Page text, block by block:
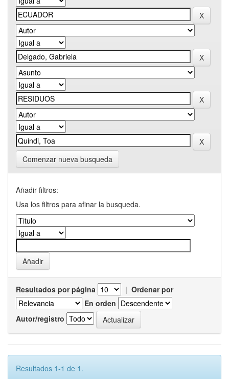
Comenzar nueva busqueda
Añadir filtros:
Usa los filtros para afinar la busqueda.
Resultados por página | Ordenar por
En orden
Autor/registro
Resultados 1-1 de 1.